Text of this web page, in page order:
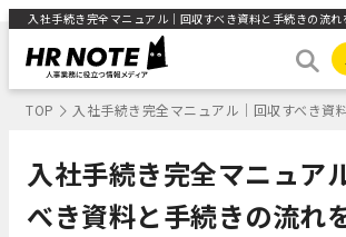
入社手続き完全マニュアル｜回収すべき資料と手続きの流
TOP 入社手続き完全マニュアル｜回収すべき資
入社手続き完全マニュア
べき資料と手続きの流れ